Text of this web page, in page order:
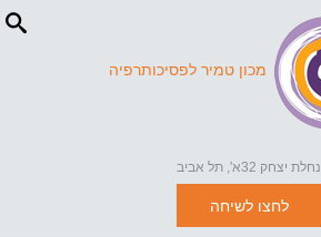
מכון טמיר לפסיכותרפיה
נחלת יצחק 32א', תל אביב
לחצו לשיחה